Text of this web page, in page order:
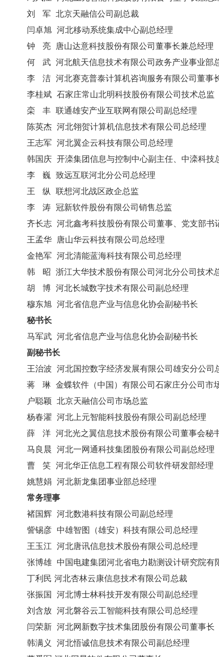
刘 军 北京天融信公司副总裁
闫卓旭 河北移动系统集成中心副总经理
钟 亮 唐山达意科技股份有限公司董事长兼总经理
何 武 河北航天信息技术有限公司政务产业事业部
李 洁 河北赛克普泰计算机咨询服务有限公司董事
李桂斌 石家庄常山北明科技股份有限公司技术总监
栾 丰 联通雄安产业互联网有限公司副总经理
陈英杰 河北翎贺计算机信息技术有限公司总经理
王志军 河北翼企云科技有限公司总经理
韩国庆 开滦集团信息与控制中心副主任、中滦科技
李 巍 致远互联河北分公司总经理
王 纵 联想河北战区政企总监
李 涛 冠新软件股份有限公司销售总监
齐长志 河北鑫考科技股份有限公司董事、党支部书
王孟华 唐山华云科技有限公司总经理
金艳军 河北清能蓝海科技有限公司总经理
韩 昭 浙江大华技术股份有限公司河北分公司技术
胡 博 河北长城数字技术有限公司副总经理
穆东旭 河北省信息产业与信息化协会副秘书长
秘书长
马军武 河北省信息产业与信息化协会副秘书长
副秘书长
王治波 河北国控数字经济发展有限公司雄安分公司
蒋 琳 金蝶软件（中国）有限公司石家庄分公司市
户聪颖 北京天融信公司市场总监
杨春濯 河北上元智能科技股份有限公司副总经理
薛 洋 河北光之翼信息技术股份有限公司董事会秘
马良晨 河北一网通科技集团股份有限公司副总经理
曹 笑 河北华正信息工程有限公司软件研发部经理
姚慧娟 河北新龙集团事业部总经理
常务理事
褚国辉 河北数港科技有限公司副总经理
訾锡彦 中雄智图（雄安）科技有限公司总经理
王玉江 河北唐讯信息技术股份有限公司总经理
张博雄 中国电建集团河北省电力勘测设计研究院有
丁利民 河北杏林云康信息技术有限公司总裁
张振国 河北博士林科技开发有限公司副总经理
刘含放 河北磐谷云工智能科技有限公司总经理
闫荣新 河北网新数字技术集团股份有限公司董事长
韩满义 河北悟诚信息技术有限公司副总经理